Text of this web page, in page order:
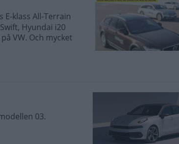
E-klass All-Terrain
Hyundai i20
VW. Och mycket
03.